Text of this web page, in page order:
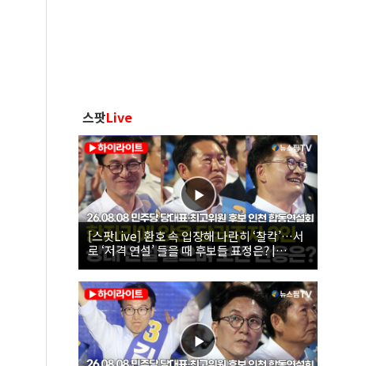
스팟Live
[스팟Live] 환호 속 입장해 나란히 ‘찰칵’…서
로 ‘저격 연설’ 들을 때 후보들 표정은? |
26.08.08 더불어민주당 당대표·최고위원 후
보 인천 합동연설회